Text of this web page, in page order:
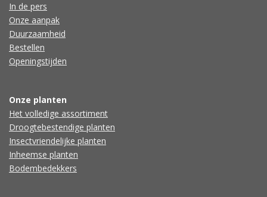
In de pers
Onze aanpak
Duurzaamheid
Bestellen
Openingstijden
Onze planten
Het volledige assortiment
Droogtebestendige planten
Insectvriendelijke planten
Inheemse planten
Bodembedekkers